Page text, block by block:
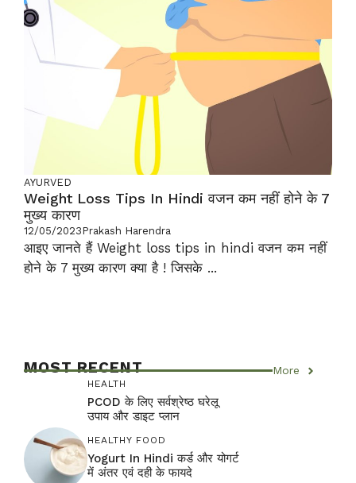
AYURVED
Weight Loss Tips In Hindi वजन कम नहीं होने के 7
मुख्य कारण
12/05/2023Prakash Harendra
आइए जानते हैं Weight loss tips in hindi वजन कम नहीं
होने के 7 मुख्य कारण क्या है ! जिसके ...
MOST RECENT More
HEALTH
PCOD के लिए सर्वश्रेष्ठ घरेलू
उपाय और डाइट प्लान
HEALTHY FOOD
Yogurt In Hindi कर्ड और योगर्ट
में अंतर एवं दही के फायदे